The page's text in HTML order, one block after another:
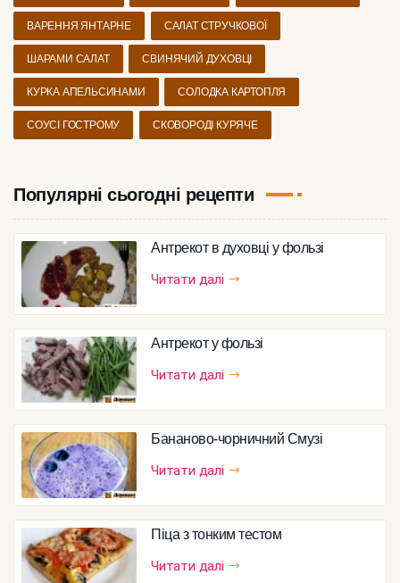
ВАРЕННЯ ЯНТАРНЕ САЛАТ СТРУЧКОВОЇ
ШАРАМИ САЛАТ СВИНЯЧИЙ ДУХОВЦІ
КУРКА АПЕЛЬСИНАМИ СОЛОДКА КАРТОПЛЯ
СОУСІ ГОСТРОМУ СКОВОРОДІ КУРЯЧЕ
Популярні сьогодні рецепти
Антрекот в духовці у фользі
Читати далі
Антрекот у фользі
Читати далі
Бананово-чорничний Смузі
Читати далі
Піца з тонким тестом
Читати далі